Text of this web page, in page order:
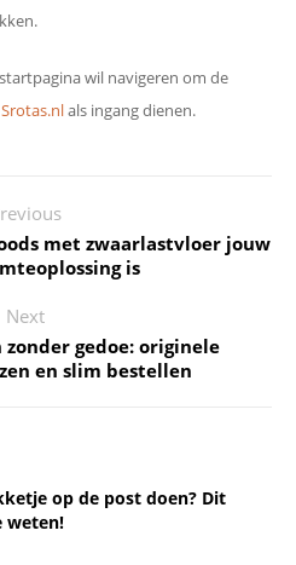
wil navigeren om de
Srotas.nlals ingang dienen.
met zwaarlastvloer jouw
is
Next
gedoe: originele
en slim bestellen
op de post doen? Dit
weten!